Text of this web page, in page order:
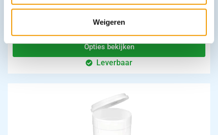
Weigeren
Zwachtel elastisch cohesief NOBAHAFT
Opties bekijken
Leverbaar